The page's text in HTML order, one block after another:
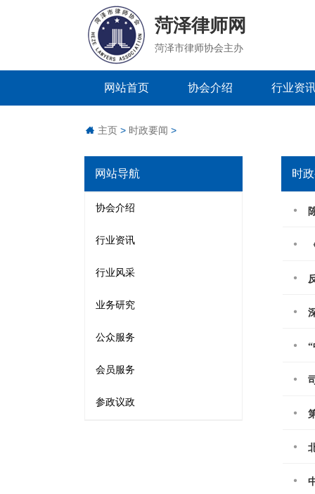
菏泽律师网
菏泽市律师协会主办
网站首页 协会介绍 行业资
主页 > 时政要闻 >
网站导航
协会介绍
行业资讯
行业风采
业务研究
公众服务
会员服务
参政议政
时
“